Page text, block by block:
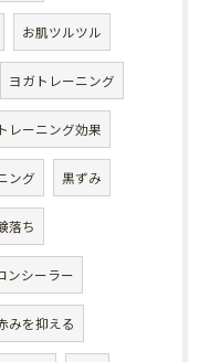
お肌ツルツル
ヨガトレーニング
トレーニング効果
ング 黒ずみ
落ち
ンシーラー
みを抑える